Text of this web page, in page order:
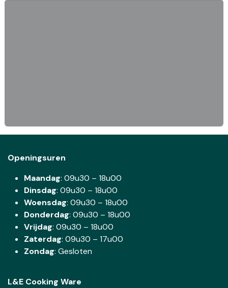
Openingsuren
Maandag: 09u30 – 18u00
Dinsdag: 09u30 – 18u00
Woensdag: 09u30 – 18u00
Donderdag: 09u30 – 18u00
Vrijdag: 09u30 – 18u00
Zaterdag: 09u30 – 17u00
Zondag: Gesloten
L&E Cooking Ware